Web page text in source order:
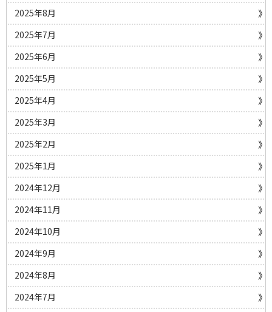
2025年8月
2025年7月
2025年6月
2025年5月
2025年4月
2025年3月
2025年2月
2025年1月
2024年12月
2024年11月
2024年10月
2024年9月
2024年8月
2024年7月